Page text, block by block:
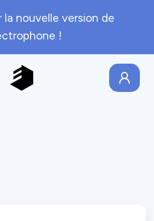
la nouvelle version de
!